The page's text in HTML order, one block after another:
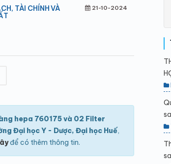
TÀI CHÍNH VÀ
21-10-2024
hepa 760175 và 02 Filter
Đại học Y - Dược, Đại học Huế,
để có thêm thông tin.